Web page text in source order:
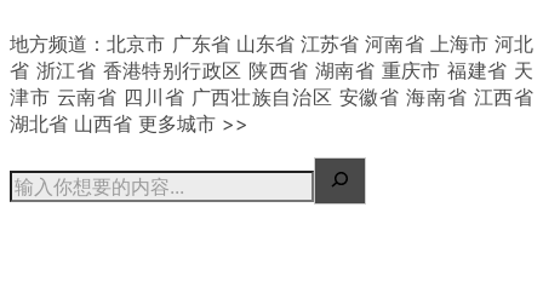
地方频道：北京市 广东省 山东省 江苏省 河南省 上海市 河北
省 浙江省 香港特别行政区 陕西省 湖南省 重庆市 福建省 天
津市 云南省 四川省 广西壮族自治区 安徽省 海南省 江西省
湖北省 山西省 更多城市 >>